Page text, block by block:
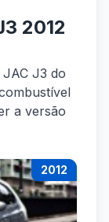
2012
J3 do
a versão
2012